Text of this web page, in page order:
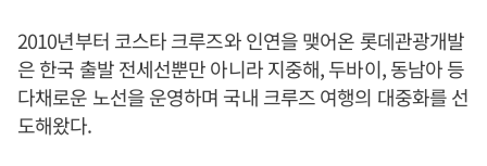
2010년부터 코스타 크루즈와 인연을 맺어온 롯데관광개발
은 한국 출발 전세선뿐만 아니라 지중해, 두바이, 동남아 등
다채로운 노선을 운영하며 국내 크루즈 여행의 대중화를 선
도해왔다.